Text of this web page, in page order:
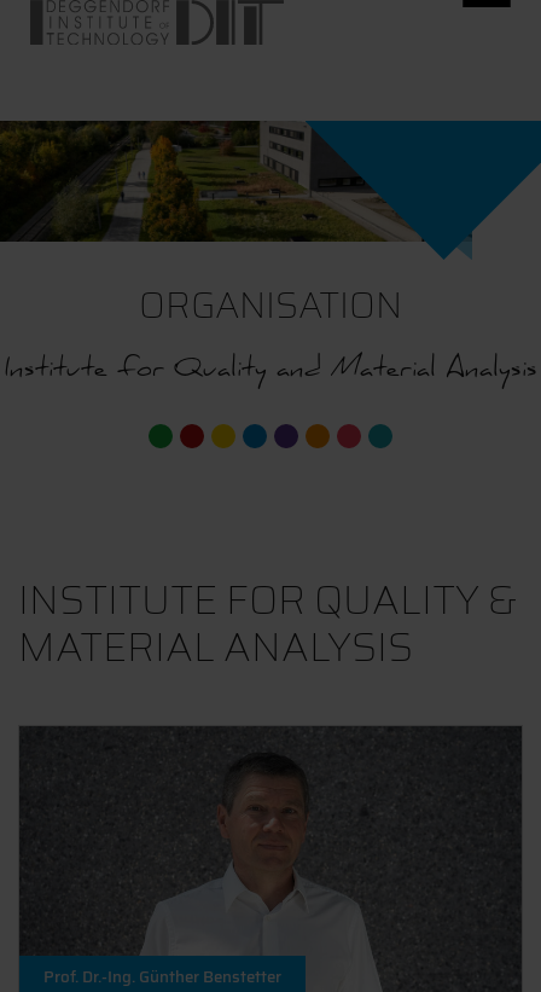
ORGANISATION
Institute for Quality and Material Analysis
INSTITUTE FOR QUALITY &
MATERIAL ANALYSIS
Prof. Dr.-Ing. Günther Benstetter